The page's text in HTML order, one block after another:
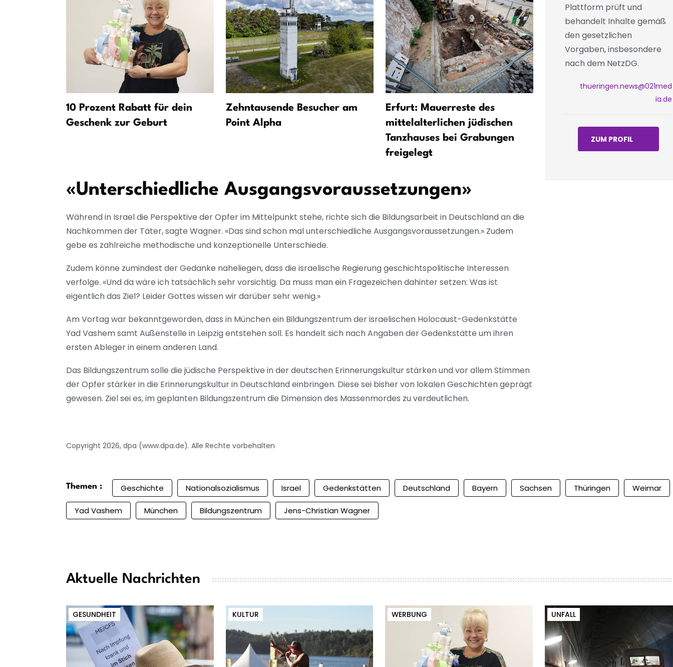
10 Prozent Rabatt für dein
Geschenk zur Geburt
Zehntausende Besucher am
Point Alpha
Erfurt: Mauerreste des
mittelalterlichen jüdischen
Tanzhauses bei Grabungen
freigelegt
«Unterschiedliche Ausgangsvoraussetzungen»
Während in Israel die Perspektive der Opfer im Mittelpunkt stehe, richte sich die Bildungsarbeit in Deutschland an die
Nachkommen der Täter, sagte Wagner. «Das sind schon mal unterschiedliche Ausgangsvoraussetzungen.» Zudem
gebe es zahlreiche methodische und konzeptionelle Unterschiede.
Zudem könne zumindest der Gedanke naheliegen, dass die israelische Regierung geschichtspolitische Interessen
verfolge. «Und da wäre ich tatsächlich sehr vorsichtig. Da muss man ein Fragezeichen dahinter setzen: Was ist
eigentlich das Ziel? Leider Gottes wissen wir darüber sehr wenig.»
Am Vortag war bekanntgeworden, dass in München ein Bildungszentrum der israelischen Holocaust-Gedenkstätte
Yad Vashem samt Außenstelle in Leipzig entstehen soll. Es handelt sich nach Angaben der Gedenkstätte um ihren
ersten Ableger in einem anderen Land.
Das Bildungszentrum solle die jüdische Perspektive in der deutschen Erinnerungskultur stärken und vor allem Stimmen
der Opfer stärker in die Erinnerungskultur in Deutschland einbringen. Diese sei bisher von lokalen Geschichten geprägt
gewesen. Ziel sei es, im geplanten Bildungszentrum die Dimension des Massenmordes zu verdeutlichen.
Plattform prüft und
behandelt Inhalte gemäß
den gesetzlichen
Vorgaben, insbesondere
nach dem NetzDG.
thueringen.news@021med
ia.de
ZUM PROFIL
Copyright 2026, dpa (www.dpa.de). Alle Rechte vorbehalten
Themen : Geschichte Nationalsozialismus Israel Gedenkstätten Deutschland Bayern Sachsen Thüringen Weimar
Yad Vashem München Bildungszentrum Jens-Christian Wagner
Aktuelle Nachrichten
GESUNDHEIT KULTUR WERBUNG UNFALL